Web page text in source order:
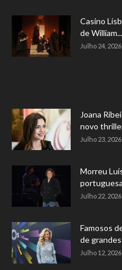
Casino
de William...
Julho 24, 2026
Joana
novo
Julho 23, 2026
Morreu
Julho 22, 2026
Famosos
de
Julho 12, 2026